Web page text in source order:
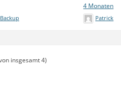
4 Monaten
Patrick
insgesamt 4)